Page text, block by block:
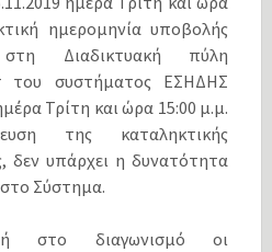
ημερομηνία υποβολής
Διαδικτυακή πύλη
του συστήματος ΕΣΗΔΗΣ
Τρίτη και ώρα 15:00 μ.μ.
της καταληκτικής
δεν υπάρχει η δυνατότητα
Σύστημα.
στο διαγωνισμό οι